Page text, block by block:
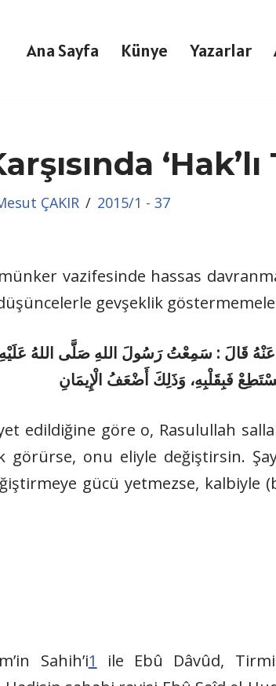
Ana Sayfa Künye Yazarlar
‘Hak’lı
ÇAKIR 2015/1 - 37
vazifesinde hassas
gevşeklik
قَالَ : سَمِعْتُ رَسُولَ اللهِ صَلَّى اللهُ عَلَيْهِ
فَبِقَلْبِهِ، وَذَلِكَ أَضْعَفُ الْإِيمَانِ
edildiğine göre o, Rasulullah
onu eliyle değiştirsin.
gücü yetmezse, kalbiyle
Sahih’i1
ile Ebû Dâvûd,